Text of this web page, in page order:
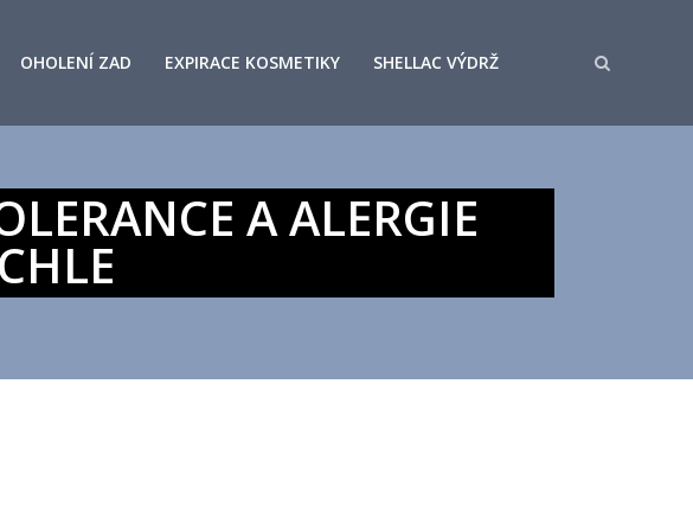
OHOLENÍ ZAD EXPIRACE KOSMETIKY SHELLAC VÝDRŽ
A ALERGIE